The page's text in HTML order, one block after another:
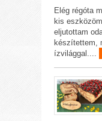
Elég régóta
kis
eljutottam
készítettem,
ízvilággal....